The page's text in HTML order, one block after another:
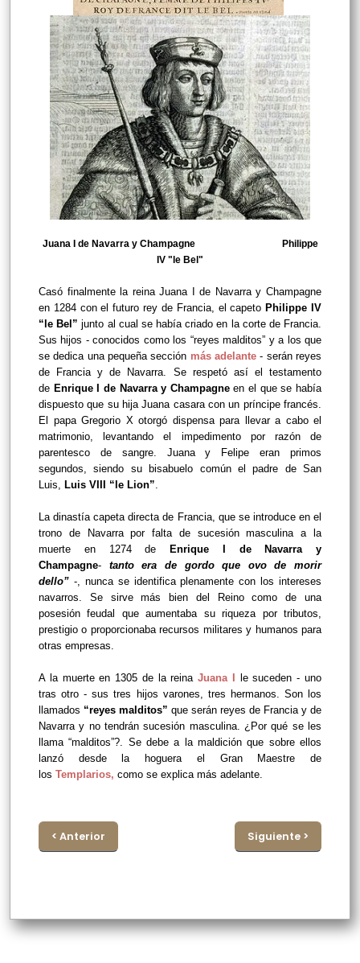
Juana I de Navarra y Champagne Philippe
IV "le Bel"
Casó finalmente la reina Juana I de Navarra y Champagne
en 1284 con el futuro rey de Francia, el capeto Philippe IV
“le Bel”junto al cual se había criado en la corte de Francia.
Sus hijos - conocidos como los “reyes malditos” y a los que
se dedica una pequeña sección más adelante - serán reyes
de Francia y de Navarra. Se respetó así el testamento
de Enrique I de Navarra y Champagneen el que se había
dispuesto que su hija Juana casara con un príncipe francés.
El papa Gregorio X otorgó dispensa para llevar a cabo el
matrimonio, levantando el impedimento por razón de
parentesco de sangre. Juana y Felipe eran primos
segundos, siendo su bisabuelo común el padre de San
Luis,
Luis VIII “le Lion”
La dinastía capeta directa de Francia, que se introduce en el
trono de Navarra por falta de sucesión masculina a la
muerte en 1274 de
Enrique I de Navarra y
Champagne- tanto era de gordo que ovo de morir
dello” -, nunca se identifica plenamente con los intereses
navarros. Se sirve más bien del Reino como de una
posesión feudal que aumentaba su riqueza por tributos,
prestigio o proporcionaba recursos militares y humanos para
otras empresas.
A la muerte en 1305 de la reinaJuana I
le suceden - uno
tras otro - sus tres hijos varones, tres hermanos. Son los
llamados “reyes malditos” que serán reyes de Francia y de
Navarra y no tendrán sucesión masculina. ¿Por qué se les
llama “malditos”?. Se debe a la maldición que sobre ellos
lanzó desde la hoguera el Gran Maestre de
los Templarios, como se explica más adelante.
< Anterior Siguiente >